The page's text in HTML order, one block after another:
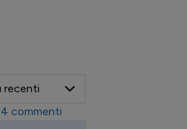
4 commenti